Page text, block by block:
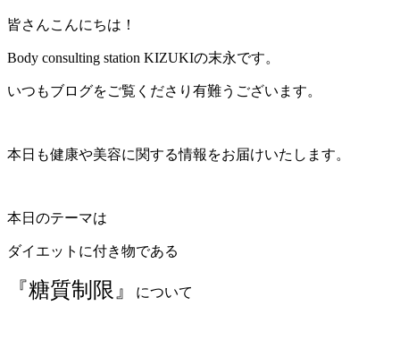
皆さんこんにちは！
Body consulting station KIZUKIの末永です。
いつもブログをご覧くださり有難うございます。
本日も健康や美容に関する情報をお届けいたします。
本日のテーマは
ダイエットに付き物である
『糖質制限』 について